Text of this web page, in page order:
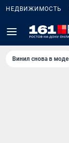
НЕДВИЖИМОСТЬ
Винил снова в моде